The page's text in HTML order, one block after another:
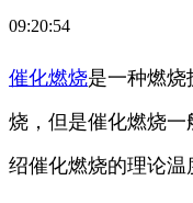
09:20:54
催化燃烧是一种燃烧
烧，但是催化燃烧
绍催化燃烧的理论温